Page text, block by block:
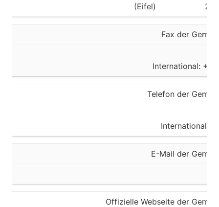
(Eifel)
26
Fax der
International:
Telefon der
International:
E-Mail der
Offizielle Webseite der